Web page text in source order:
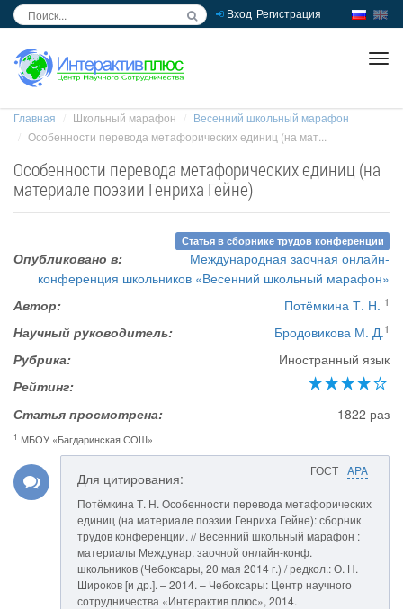
Вход Регистрация
Главная Школьный марафон
Весенний школьный марафон
Особенности перевода метафорических единиц (на мат...
Особенности перевода метафорических единиц (на
материале поэзии Генриха Гейне)
Статья в сборнике трудов конференции
Опубликовано в:
Международная заочная онлайн-
конференция школьников «Весенний школьный марафон»
Автор:
Потёмкина Т. Н. 1
Научный руководитель: Бродовикова М. Д.1
Рубрика:
Иностранный язык
Рейтинг:
Статья просмотрена:
1822 раз
1 МБОУ «Багдаринская СОШ»
ГОСТ APA
Для цитирования:
Потёмкина Т. Н. Особенности перевода метафорических
единиц (на материале поэзии Генриха Гейне): сборник
трудов конференции. // Весенний школьный марафон :
материалы Междунар. заочной онлайн-конф.
школьников (Чебоксары, 20 мая 2014 г.) / редкол.: О. Н.
Широков [и др.]. – 2014. – Чебоксары: Центр научного
сотрудничества «Интерактив плюс», 2014.